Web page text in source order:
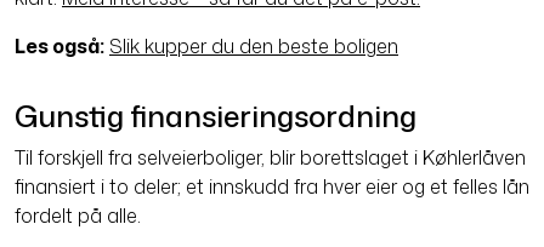
Les også: Slik kupper du den beste boligen
Gunstig finansieringsordning
Til forskjell fra selveierboliger, blir borettslaget i Køhlerlåven
finansiert i to deler; et innskudd fra hver eier og et felles lån
fordelt på alle.